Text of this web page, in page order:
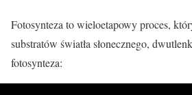
Fotosynteza to wieloetapowy proces,
substratów światła słonecznego,
fotosynteza: